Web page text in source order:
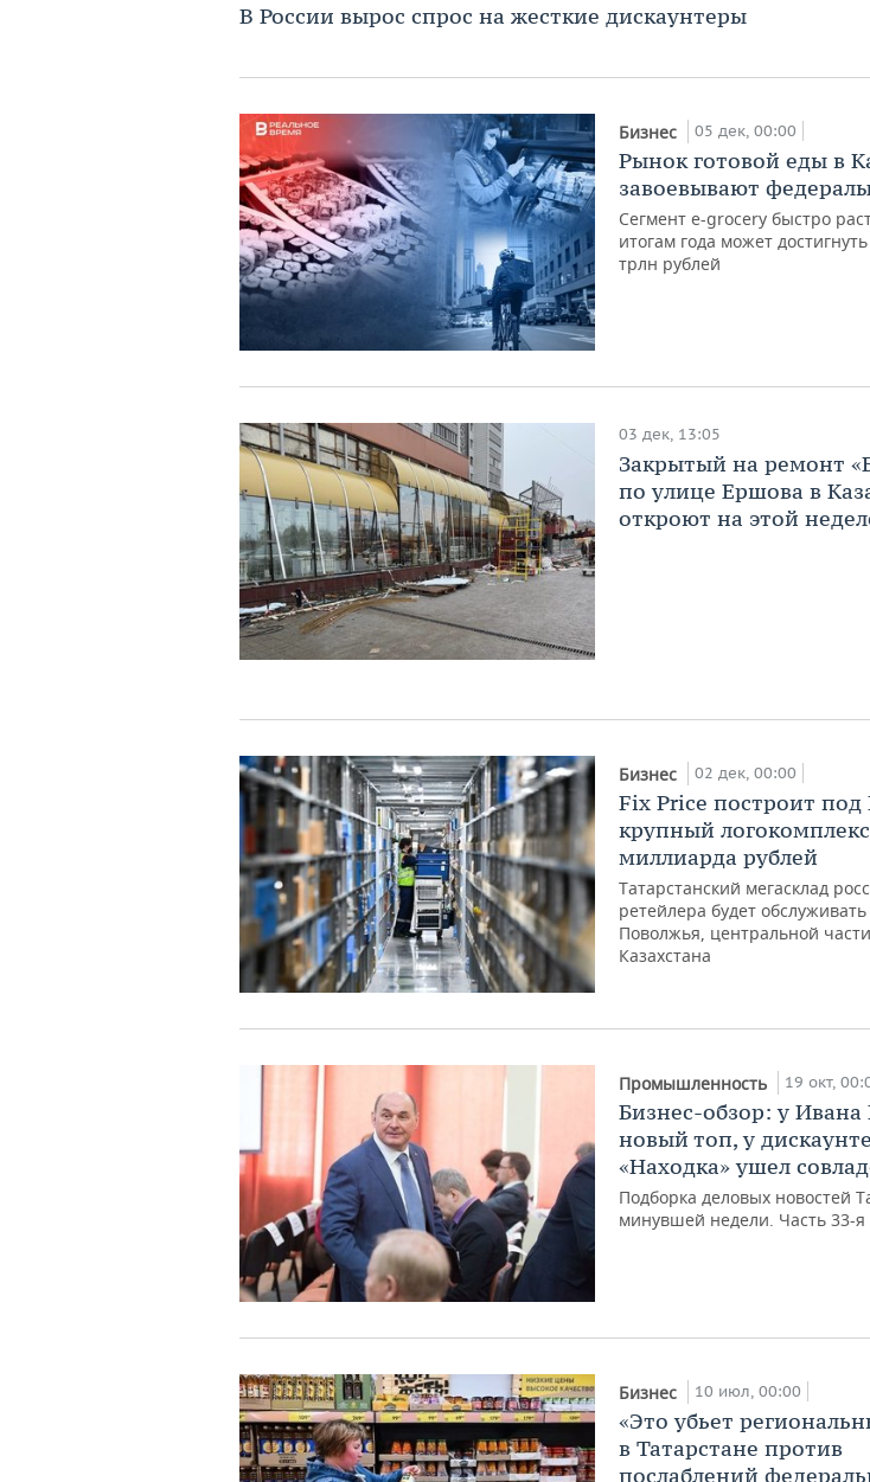
В России вырос спрос на жесткие дискаунтеры
Бизнес 05 дек, 00:00
Рынок готовой еды в
завоевывают
Сегмент e-grocery быстро
итогам года может
трлн рублей
03 дек, 13:05
Закрытый на ремонт
по улице Ершова в
откроют на этой
Бизнес 02 дек, 00:00
Fix Price построит
крупный
миллиарда рублей
Татарстанский мегасклад
ретейлера будет
Поволжья, центральной
Казахстана
Промышленность 19 окт,
Бизнес-обзор: у Ивана
новый топ, у
«Находка» ушел
Подборка деловых новостей
минувшей недели. Часть 33-я
Бизнес 10 июл, 00:00
«Это убьет
в Татарстане против
послаблений